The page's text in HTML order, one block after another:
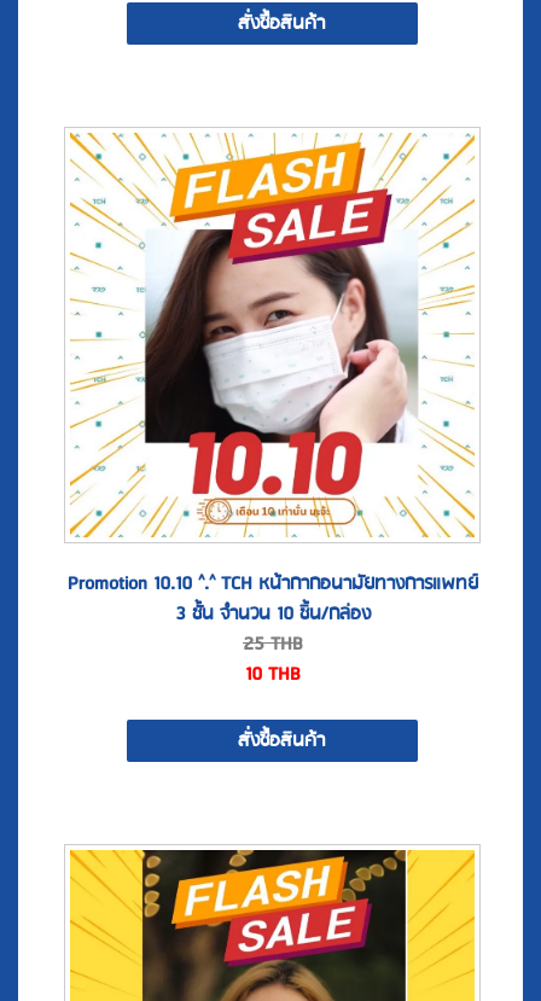
Promotion 10.10 ^.^ TCH หน้ากากอนามัยทางการแพทย์
3 ชั้น จำนวน 10 ชิ้น/กล่อง
25THB
10THB
สั่งซื้อสินค้า